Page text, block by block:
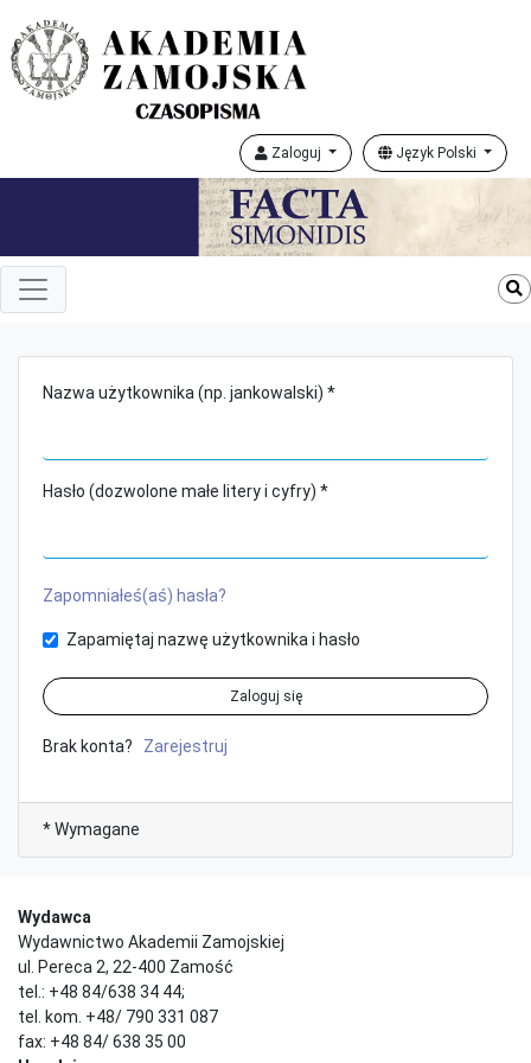
Zaloguj Język Polski
Nazwa użytkownika (np. jankowalski) *
Hasło (dozwolone małe litery i cyfry) *
Zapomniałeś(aś) hasła?
Zapamiętaj nazwę użytkownika i hasło
Zaloguj się
Brak konta? Zarejestruj
* Wymagane
Wydawca
Wydawnictwo Akademii Zamojskiej
ul. Pereca 2, 22-400 Zamość
tel.: +48 84/638 34 44;
tel. kom. +48/ 790 331 087
fax: +48 84/ 638 35 00